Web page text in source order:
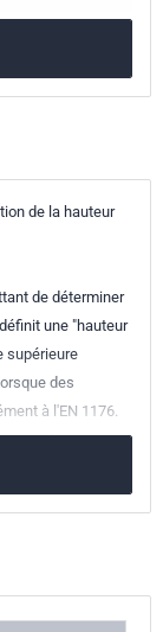
de la hauteur
de déterminer
une "hauteur
supérieure
des
à l'EN 1176.
essais sur